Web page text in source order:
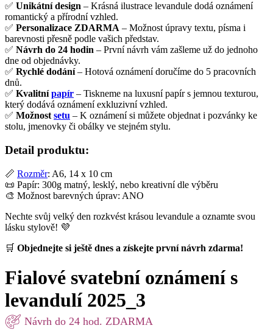
✅ Unikátní design – Krásná ilustrace levandule dodá oznámení
romantický a přírodní vzhled.
✅ Personalizace ZDARMA – Možnost úpravy textu, písma i
barevnosti přesně podle vašich představ.
✅ Návrh do 24 hodin – První návrh vám zašleme už do jednoho
dne od objednávky.
✅ Rychlé dodání– Hotová oznámení doručíme do 5 pracovních
dnů.
✅ Kvalitnípapír – Tiskneme na luxusní papír s jemnou texturou,
který dodává oznámení exkluzivní vzhled.
✅ Možnost setu – K oznámení si můžete objednat i pozvánky ke
stolu, jmenovky či obálky ve stejném stylu.
Detail produktu:
📏 Rozměr: A6, 14 x 10 cm
📜 Papír: 300g matný, lesklý, nebo kreativní dle výběru
🎨 Možnost barevných úprav: ANO
Nechte svůj velký den rozkvést krásou levandule a oznamte svou
lásku stylově! 💜
🛒 Objednejte si ještě dnes a získejte první návrh zdarma!
Fialové svatební oznámení s
levandulí 2025_3
Návrh do 24 hod. ZDARMA